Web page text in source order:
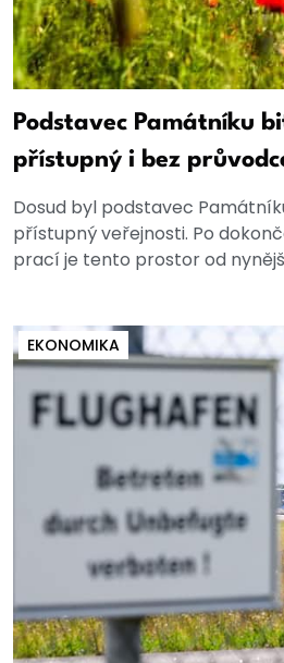
Podstavec Památníku
přístupný i bez
Dosud byl podstavec
přístupný veřejnosti. Po
prací je tento prostor od
EKONOMIKA